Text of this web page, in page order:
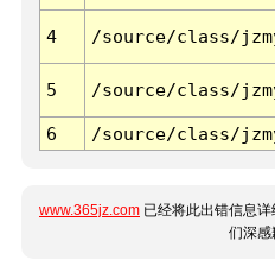
4 /source/class/
5 /source/class/
6 /source/class/
www.365jz.com 已经将此出错信息
们深感